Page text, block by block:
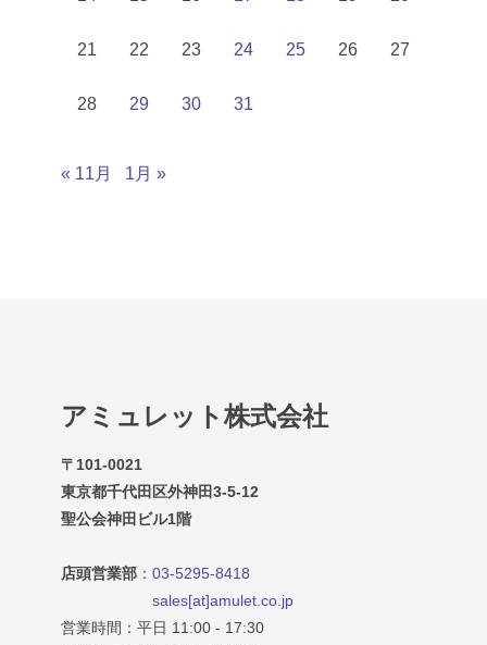
21 22 23 24 25 26 27
28 29 30 31
« 11月 1月 »
アミュレット株式会社
〒101-0021
東京都千代田区外神田3-5-12
聖公会神田ビル1階
店頭営業部 ： 03-5295-8418
sales[at]amulet.co.jp
営業時間：平日 11:00 - 17:30